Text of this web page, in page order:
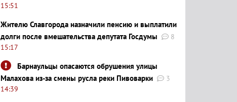
15:51
Жителю Славгорода назначили пенсию и выплатили
долги после вмешательства депутата Госдумы
8
15:17
Барнаульцы опасаются обрушения улицы
Малахова из-за смены русла реки Пивоварки
3
14:39